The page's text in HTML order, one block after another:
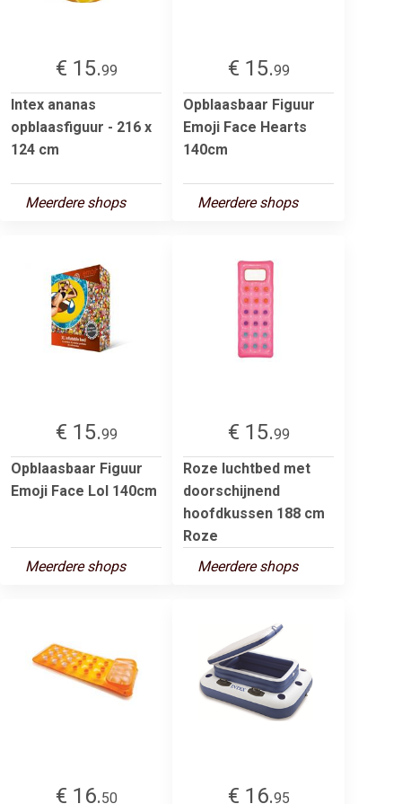
€ 15.99
Intex ananas
opblaasfiguur - 216 x
124 cm
Meerdere shops
€ 15.99
Opblaasbaar Figuur
Emoji Face Hearts
140cm
Meerdere shops
€ 15.99
Opblaasbaar Figuur
Emoji Face Lol 140cm
Meerdere shops
€ 15.99
Roze luchtbed met
doorschijnend
hoofdkussen 188 cm
Roze
Meerdere shops
€ 16.50 € 16.95